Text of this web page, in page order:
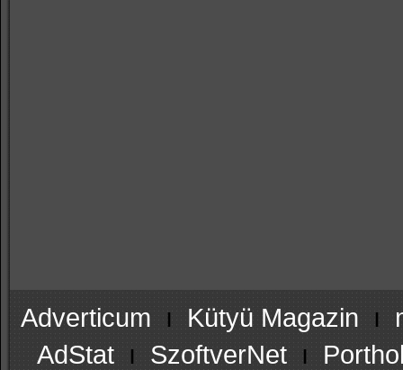
Adverticum ı Kütyü Magazinı
AdStat ıSzoftverNetı